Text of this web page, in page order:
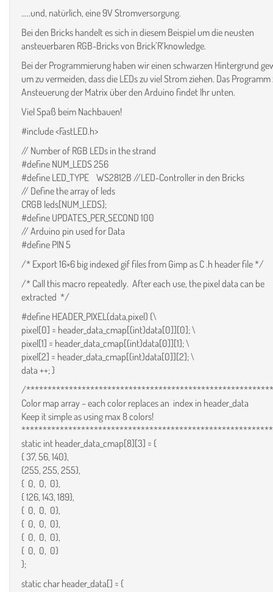
…..und, natürlich, eine 9V Stromversorgung.
Bei den Bricks handelt es sich in diesem Beispiel um die neusten
ansteuerbaren RGB-Bricks von Brick’R‘knowledge.
Bei der Programmierung haben wir einen schwarzen Hintergrund
um zu vermeiden, dass die LEDs zu viel Strom ziehen. Das Programm
Ansteuerung der Matrix über den Arduino findet Ihr unten.
Viel Spaß beim Nachbauen!
#include <FastLED.h>
// Number of RGB LEDs in the strand
#define NUM_LEDS 256
#define LED_TYPE WS2812B //LED-Controller in den Bricks
// Define the array of leds
CRGB leds[NUM_LEDS];
#define UPDATES_PER_SECOND 100
// Arduino pin used for Data
#define PIN 5
/* Export 16×6 big indexed gif files from Gimp as C .h header file */
/* Call this macro repeatedly. After each use, the pixel data can be
extracted */
#define HEADER_PIXEL(data,pixel) {\
pixel[0] = header_data_cmap[(int)data[0]][0]; \
pixel[1] = header_data_cmap[(int)data[0]][1]; \
pixel[2] = header_data_cmap[(int)data[0]][2]; \
data ++; }
/
Color map array – each color replaces an index in header_data
Keep it simple as using max 8 colors!
static int header_data_cmap[8][3] = {
{ 37, 56, 140},
{255, 255, 255},
{ 0, 0, 0},
{ 126, 143, 189},
{ 0, 0, 0},
{ 0, 0, 0},
{ 0, 0, 0},
{ 0, 0, 0}
};
static char header_data[] = {